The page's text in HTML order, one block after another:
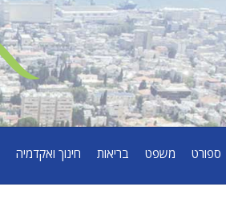
ספורט משפט בריאות חינוך ואקדמיה